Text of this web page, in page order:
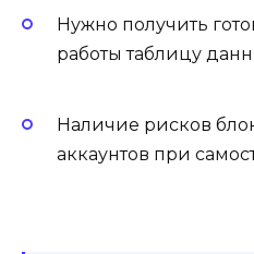
Нужно получить
работы таблицу
Наличие рисков
аккаунтов при